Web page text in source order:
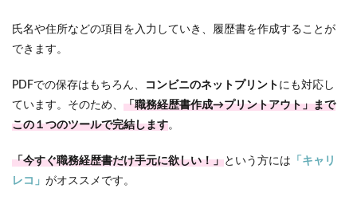
氏名や住所などの項目を入力していき、履歴書を作成することが
できます。
PDFでの保存はもちろん、 コンビニのネットプリント にも対応し
ています。そのため、 「職務経歴書作成→プリントアウト」まで
この１つのツールで完結します。
「今すぐ職務経歴書だけ手元に欲しい！」という方には 「キャリ
レコ」 がオススメです。